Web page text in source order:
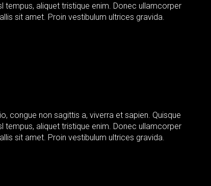
tempus, aliquet tristique enim. Donec ullamcorper
sit amet. Proin vestibulum ultrices gravida.
congue non sagittis a, viverra et sapien. Quisque
tempus, aliquet tristique enim. Donec ullamcorper
sit amet. Proin vestibulum ultrices gravida.